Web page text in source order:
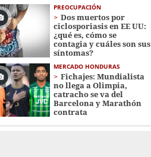
PREOCUPACIÓN
Dos muertos por
ciclosporiasis en EE UU:
¿qué es, cómo se
contagia y cuáles son sus
síntomas?
MERCADO HONDURAS
Fichajes: Mundialista
no llega a Olimpia,
catracho se va del
Barcelona y Marathón
contrata